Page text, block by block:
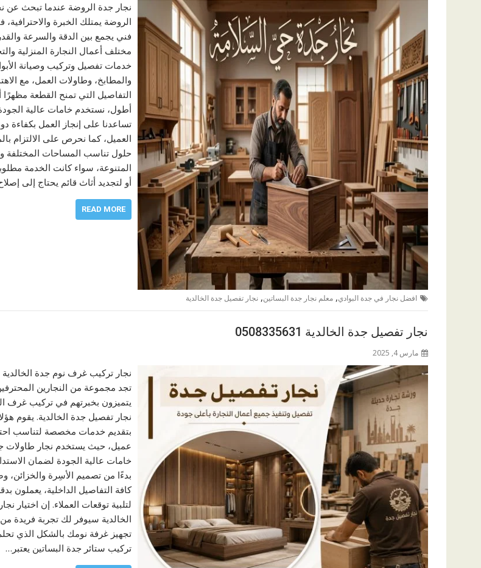
نجار جدة الروضة عندما تبحث عن
الروضة يمتلك الخبرة
فني يجمع بين الدقة والسرعة
مختلف أعمال النجارة المنزلية
خدمات تفصيل وتركيب وصيانة
والمطابخ، وطاولات العمل، مع
التفاصيل التي تمنح القطعة مظهرًا
أطول، نستخدم خامات عالية
تساعدنا على إنجاز العمل بكفاءة
العميل، كما نحرص على الالتزام
حلول تناسب المساحات المختلفة
المتنوعة، سواء كانت الخدمة
أو لتجديد أثاث قائم يحتاج إلى
READ MORE
افضل نجار في جدة البوادي, معلم نجار جدة البساتين, نجار تفصيل جدة الخالدية
نجار تفصيل جدة الخالدية 0508335631
مارس 4, 2025
نجار تركيب غرف نوم جدة الخالدية
تجد مجموعة من النجارين
يتميزون بخبرتهم في تركيب غرف
نجار تفصيل جدة الخالدية. يقوم
بتقديم خدمات مخصصة لتناسب
عميل، حيث يستخدم نجار طاولات
خامات عالية الجودة لضمان
بدءًا من تصميم الأسِرة والخزائن،
كافة التفاصيل الداخلية، يعملون
لتلبية توقعات العملاء. إن اختيار
الخالدية سيوفر لك تجربة فريدة
تجهيز غرفة نومك بالشكل الذي
تركيب ستائر جدة البساتين يعتبر…